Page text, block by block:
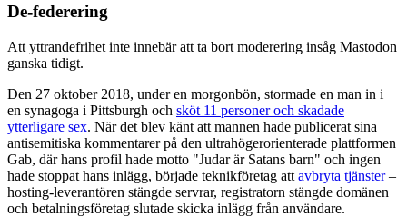
De-federering
Att yttrandefrihet inte innebär att ta bort moderering insåg Mastodon
ganska tidigt.
Den 27 oktober 2018, under en morgonbön, stormade en man in i
en synagoga i Pittsburgh och sköt 11 personer och skadade
ytterligare sex. När det blev känt att mannen hade publicerat sina
antisemitiska kommentarer på den ultrahögerorienterade plattformen
Gab, där hans profil hade motto "Judar är Satans barn" och ingen
hade stoppat hans inlägg, började teknikföretag att avbryta tjänster–
hosting-leverantören stängde servrar, registratorn stängde domänen
och betalningsföretag slutade skicka inlägg från användare.